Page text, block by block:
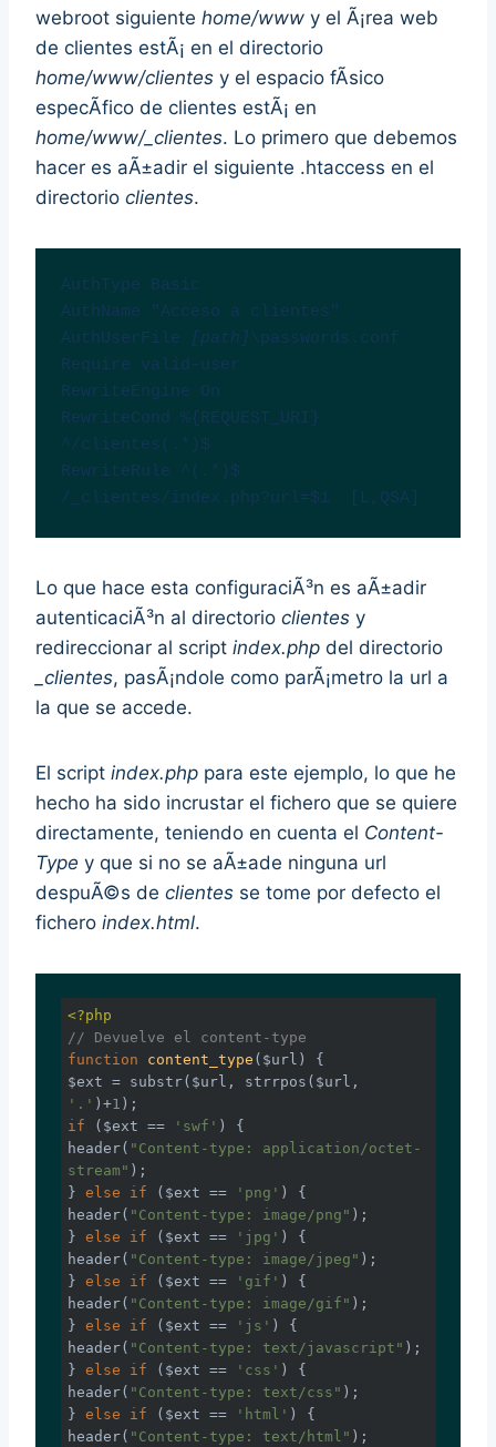
webroot siguiente home/www y el Ã¡rea web
de clientes estÃ¡ en el directorio
home/www/clientes y el espacio fÃ­sico
especÃ­fico de clientes estÃ¡ en
home/www/_clientes. Lo primero que debemos
hacer es aÃ±adir el siguiente .htaccess en el
directorio clientes.
AuthType Basic
AuthName "Acceso a clientes"
AuthUserFile
[path] \passwords.conf
Require valid-user
RewriteEngine On
RewriteCond %{REQUEST_URI}
^/clientes(.*)$
RewriteRule ^(.*)$
/_clientes/index.php?url=$1  [L,QSA]
Lo que hace esta configuraciÃ³n es aÃ±adir
autenticaciÃ³n al directorio clientes y
redireccionar al script index.php del directorio
_clientes, pasÃ¡ndole como parÃ¡metro la url a
la que se accede.
El script index.php para este ejemplo, lo que he
hecho ha sido incrustar el fichero que se quiere
directamente, teniendo en cuenta el Content-
Type y que si no se aÃ±ade ninguna url
despuÃ©s de clientes se tome por defecto el
fichero index.html.
<?php
// Devuelve el content-type
function
content_type ($url)
{
'.' )+1
if ($ext == 'swf' ) {
header( "Content-type: application/octet-
stream" );
} else if ($ext == 'png' ) {
header( "Content-type: image/png" );
} else if ($ext == 'jpg' ) {
header( "Content-type: image/jpeg" );
} else if ($ext == 'gif' ) {
header( "Content-type: image/gif" );
} else if ($ext == 'js' ) {
header( "Content-type: text/javascript" );
} else if ($ext == 'css' ) {
header( "Content-type: text/css" );
} else if ($ext == 'html' ) {
header( "Content-type: text/html" );